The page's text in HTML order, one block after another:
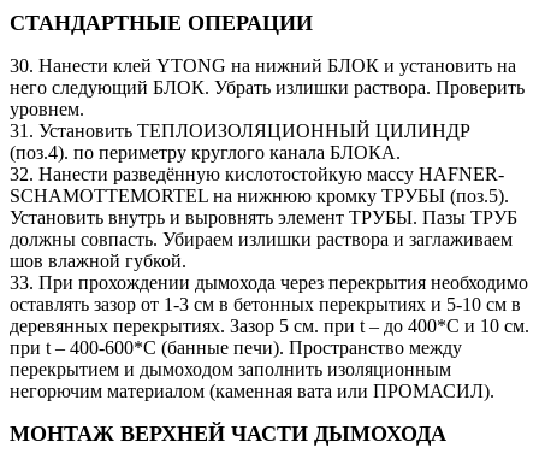
СТАНДАРТНЫЕ ОПЕРАЦИИ
30. Нанести клей YTONG на нижний БЛОК и установить на
него следующий БЛОК. Убрать излишки раствора. Проверить
уровнем.
31. Установить ТЕПЛОИЗОЛЯЦИОННЫЙ ЦИЛИНДР
(поз.4). по периметру круглого канала БЛОКА.
32. Нанести разведённую кислотостойкую массу HAFNER-
SCHAMOTTEMORTEL на нижнюю кромку ТРУБЫ (поз.5).
Установить внутрь и выровнять элемент ТРУБЫ. Пазы ТРУБ
должны совпасть. Убираем излишки раствора и заглаживаем
шов влажной губкой.
33. При прохождении дымохода через перекрытия необходимо
оставлять зазор от 1-3 см в бетонных перекрытиях и 5-10 см в
деревянных перекрытиях. Зазор 5 см. при t – до 400*C и 10 см.
при t – 400-600*C (банные печи). Пространство между
перекрытием и дымоходом заполнить изоляционным
негорючим материалом (каменная вата или ПРОМАСИЛ).
МОНТАЖ ВЕРХНЕЙ ЧАСТИ ДЫМОХОДА